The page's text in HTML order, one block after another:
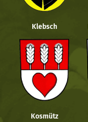
Klebsch
Kosmütz